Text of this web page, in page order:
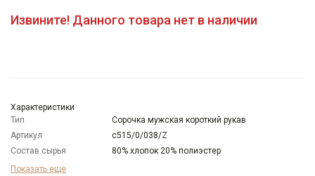
Извините! Данного товара нет в наличии
Характеристики
Тип
Сорочка мужская короткий рукав
Артикул
c515/0/038/Z
Состав сырья
80% хлопок 20% полиэстер
Бренд
Показать еще